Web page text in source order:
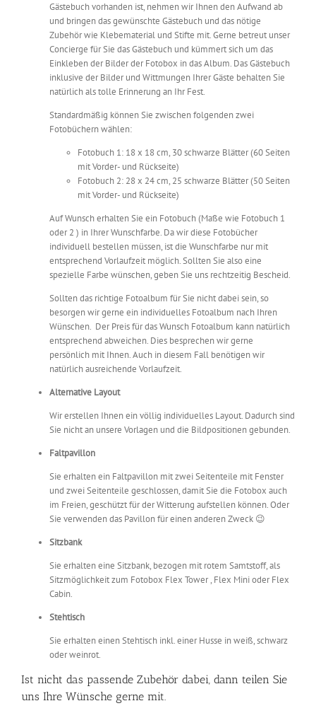
Gästebuch vorhanden ist, nehmen wir Ihnen den Aufwand ab
und bringen das gewünschte Gästebuch und das nötige
Zubehör wie Klebematerial und Stifte mit. Gerne betreut unser
Concierge für Sie das Gästebuch und kümmert sich um das
Einkleben der Bilder der Fotobox in das Album. Das Gästebuch
inklusive der Bilder und Wittmungen Ihrer Gäste behalten Sie
natürlich als tolle Erinnerung an Ihr Fest.
Standardmäßig können Sie zwischen folgenden zwei
Fotobüchern wählen:
Fotobuch 1: 18 x 18 cm, 30 schwarze Blätter (60 Seiten
mit Vorder- und Rückseite)
Fotobuch 2: 28 x 24 cm, 25 schwarze Blätter (50 Seiten
mit Vorder- und Rückseite)
Auf Wunsch erhalten Sie ein Fotobuch (Maße wie Fotobuch 1
oder 2 ) in Ihrer Wunschfarbe. Da wir diese Fotobücher
individuell bestellen müssen, ist die Wunschfarbe nur mit
entsprechend Vorlaufzeit möglich. Sollten Sie also eine
spezielle Farbe wünschen, geben Sie uns rechtzeitig Bescheid.
Sollten das richtige Fotoalbum für Sie nicht dabei sein, so
besorgen wir gerne ein individuelles Fotoalbum nach Ihren
Wünschen. Der Preis für das Wunsch Fotoalbum kann natürlich
entsprechend abweichen. Dies besprechen wir gerne
persönlich mit Ihnen. Auch in diesem Fall benötigen wir
natürlich ausreichende Vorlaufzeit.
Alternative Layout
Wir erstellen Ihnen ein völlig individuelles Layout. Dadurch sind
Sie nicht an unsere Vorlagen und die Bildpositionen gebunden.
Faltpavillon
Sie erhalten ein Faltpavillon mit zwei Seitenteile mit Fenster
und zwei Seitenteile geschlossen, damit Sie die Fotobox auch
im Freien, geschützt für der Witterung aufstellen können. Oder
Sie verwenden das Pavillon für einen anderen Zweck 😉
Sitzbank
Sie erhalten eine Sitzbank, bezogen mit rotem Samtstoff, als
Sitzmöglichkeit zum Fotobox Flex Tower , Flex Mini oder Flex
Cabin.
Stehtisch
Sie erhalten einen Stehtisch inkl. einer Husse in weiß, schwarz
oder weinrot.
Ist nicht das passende Zubehör dabei, dann teilen Sie
uns Ihre Wünsche gerne mit.